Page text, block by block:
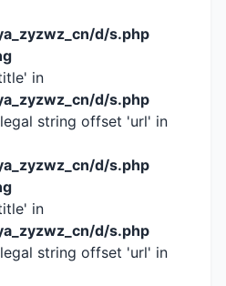
d/s.php
in
d/s.php
string offset 'url' in
d/s.php
in
d/s.php
string offset 'url' in